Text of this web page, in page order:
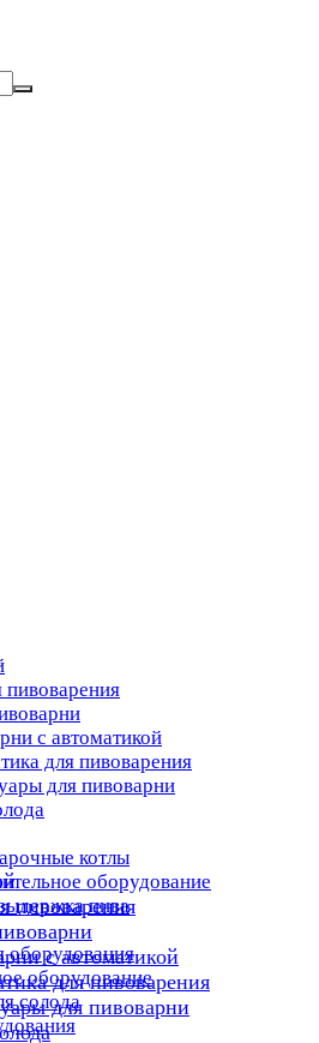
с автоматикой
для пивоварения
для пивоварни
котлы
оборудование
пива
оборудования
оборудование
солода
пивоварения
с автоматикой
для пивоварения
для пивоварни